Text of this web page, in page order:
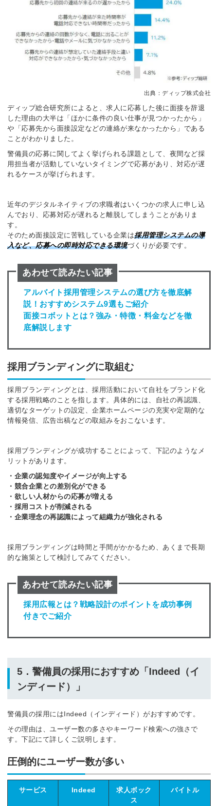
出典：ディップ株式会社
ディップ総合研究所によると、求人に応募した後に面接を辞退
した理由の大半は「ほかに条件の良い仕事が見つかったから」
や「応募先から面接設定などの連絡が来なかったから」である
ことがわかりました。
警備員の応募に関してよく挙げられる課題として、夜間など採
用担当者が活動していないタイミングで応募があり、対応が遅
れるケースが挙げられます。
近年のデジタルネイティブの求職者はいくつかの求人に申し込
んでおり、応募対応が遅れると離脱してしまうことがありま
す。
そのため面接設定に苦戦している企業は採用管理システムの導
入など、応募への即時対応できる環境づくりが必要です。
あわせて読みたい記事
アルバイト採用管理システムの選び方を徹底解
説！おすすめシステム9選もご紹介
面接コボットとは？強み・特徴・料金などを徹
底解説します
採用ブランディングに取組む
採用ブランディングとは、採用活動において自社をブランド化
する採用戦略のことを指します。具体的には、自社の再認識、
適切なターゲットの設定、企業ホームページの充実や定期的な
情報発信、広告出稿などの取組みをおこないます。
採用ブランディングが成功することによって、下記のようなメ
リットがあります。
・企業の認知度やイメージが向上する
・競合企業との差別化ができる
・欲しい人材からの応募が増える
・採用コストが削減される
・企業理念の再認識によって組織力が強化される
採用ブランディングは時間と手間がかかるため、あくまで長期
的な施策として検討してみてください。
あわせて読みたい記事
採用広報とは？戦略設計のポイントを成功事例
付きでご紹介
5．警備員の採用におすすめ「Indeed（イ
ンディード）」
警備員の採用にはIndeed（インディード）がおすすめです。
その理由は、ユーザー数の多さやキーワード検索への強さで
す。下記にて詳しくご説明します。
圧倒的にユーザー数が多い
サービス Indeed
求人ボック
ス
バイトル